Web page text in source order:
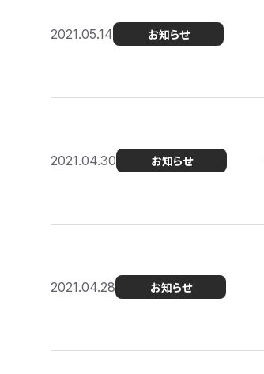
2021.05.14 お知らせ
2021.04.30 お知らせ
2021.04.28 お知らせ